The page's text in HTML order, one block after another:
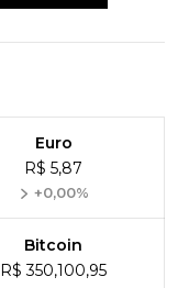
Euro
R$ 5,87
+0,00%
Bitcoin
R$ 350,100,95